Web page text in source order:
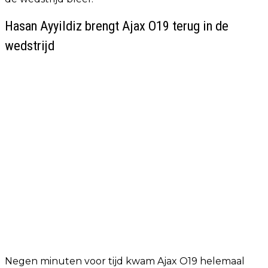
Hasan Ayyildiz brengt Ajax O19 terug in de
wedstrijd
Negen minuten voor tijd kwam Ajax O19 helemaal